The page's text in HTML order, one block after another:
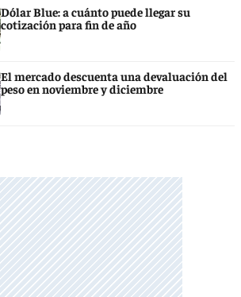
Dólar Blue: a cuánto puede llegar su
cotización para fin de año
El mercado descuenta una devaluación del
peso en noviembre y diciembre